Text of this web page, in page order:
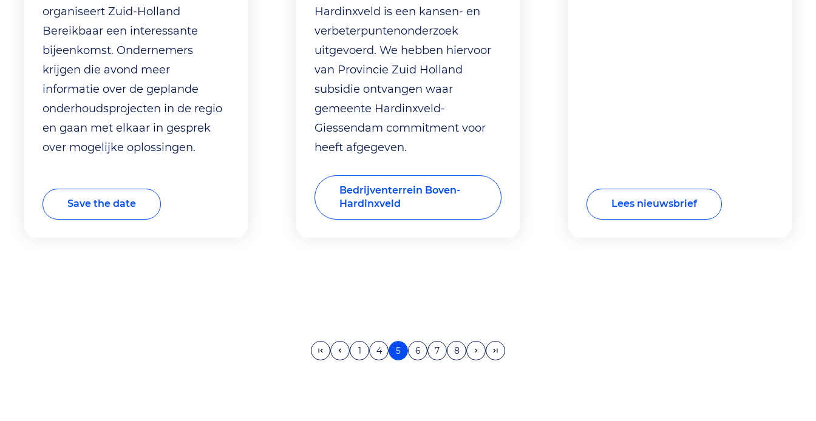
organiseert Zuid-Holland
Bereikbaar een interessante
bijeenkomst. Ondernemers
krijgen die avond meer
informatie over de geplande
onderhoudsprojecten in de regio
en gaan met elkaar in gesprek
over mogelijke oplossingen.
Save the date
Hardinxveld is een kansen- en
verbeterpuntenonderzoek
uitgevoerd. We hebben hiervoor
van Provincie Zuid Holland
subsidie ontvangen waar
gemeente Hardinxveld-
Giessendam commitment voor
heeft afgegeven.
Bedrijventerrein Boven-
Hardinxveld
Lees nieuwsbrief
1 4 5 6 7 8